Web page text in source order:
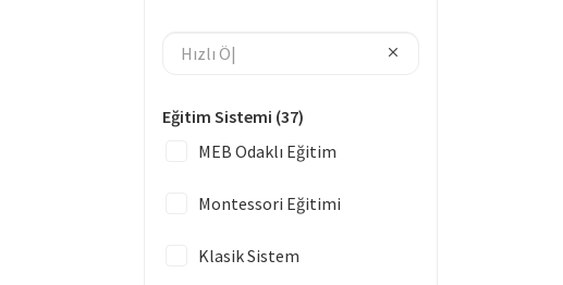
Eğitim Sistemi (37)
MEB Odaklı Eğitim
Montessori Eğitimi
Klasik Sistem